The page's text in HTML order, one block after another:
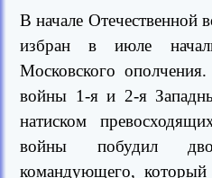
В начале Отечественной
избран в июле
Московского
войны 1-я и 2-я
натиском
войны побудил
командующего, который